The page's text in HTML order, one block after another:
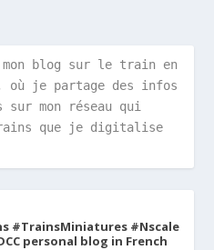
mon blog sur le train en
je partage des infos
sur mon réseau qui
que je digitalise
#TrainsMiniatures #Nscale
personal blog in French